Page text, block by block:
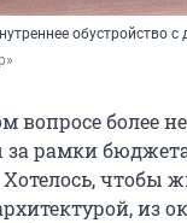
обустройство
вопросе более
рамки
Хотелось, чтобы
из